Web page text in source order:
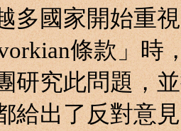
多國家開始重
條款」時
研究此問題，
給出了反對意